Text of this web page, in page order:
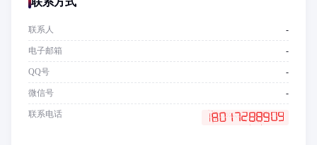
联系人 -
电子邮箱 -
QQ号 -
微信号 -
联系电话